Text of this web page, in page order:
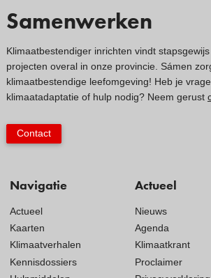
Navigatie
Actueel
Kaarten
Klimaatverhalen
Kennisdossiers
Actueel
Nieuws
Agenda
Klimaatkrant
Proclaimer
Samenwerken
Klimaatbestendiger inrichten vindt
projecten overal in onze provincie. Sámen
klimaatbestendige leefomgeving! Heb je
klimaatadaptatie of hulp nodig? Neem gerust
Contact